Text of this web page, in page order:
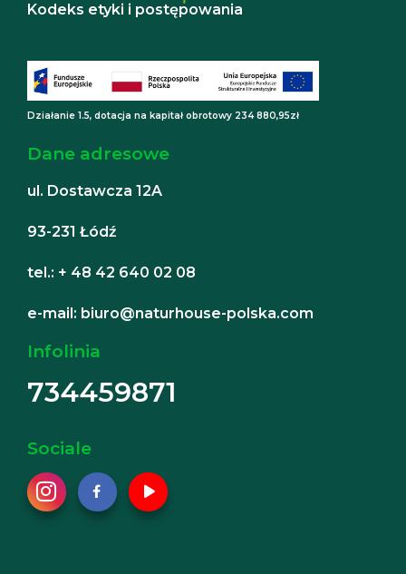
Kodeks etyki i postępowania
Działanie 1.5, dotacja na kapitał obrotowy 234 880,95zł
Dane adresowe
ul. Dostawcza 12A
93-231 Łódź
tel.: + 48 42 640 02 08
e-mail: biuro@naturhouse-polska.com
Infolinia
734459871
Sociale